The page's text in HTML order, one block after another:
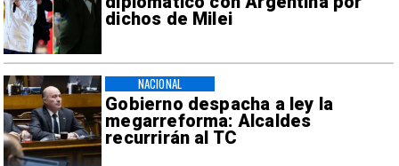
dichos de Milei
Gobierno despacha a ley la
megarreforma: Alcaldes
recurrirán al TC
NACIONAL